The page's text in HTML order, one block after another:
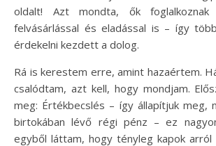
oldalt! Azt mondta, ők foglalkoznak
felvásárlással és eladással is – így
érdekelni kezdett a dolog.
Rá is kerestem erre, amint hazaértem.
csalódtam, azt kell, hogy mondjam.
meg: Értékbecslés – így állapítjuk meg,
birtokában lévő régi pénz – ez
egyből láttam, hogy tényleg kapok